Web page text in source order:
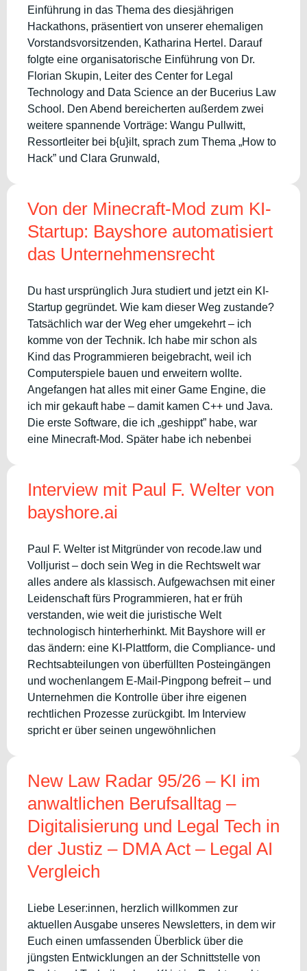
Einführung in das Thema des diesjährigen
Hackathons, präsentiert von unserer ehemaligen
Vorstandsvorsitzenden, Katharina Hertel. Darauf
folgte eine organisatorische Einführung von Dr.
Florian Skupin, Leiter des Center for Legal
Technology and Data Science an der Bucerius Law
School. Den Abend bereicherten außerdem zwei
weitere spannende Vorträge: Wangu Pullwitt,
Ressortleiter bei b{u}ilt, sprach zum Thema „How to
Hack” und Clara Grunwald,
Von der Minecraft-Mod zum KI-
Startup: Bayshore automatisiert
das Unternehmensrecht
Du hast ursprünglich Jura studiert und jetzt ein KI-
Startup gegründet. Wie kam dieser Weg zustande?
Tatsächlich war der Weg eher umgekehrt – ich
komme von der Technik. Ich habe mir schon als
Kind das Programmieren beigebracht, weil ich
Computerspiele bauen und erweitern wollte.
Angefangen hat alles mit einer Game Engine, die
ich mir gekauft habe – damit kamen C++ und Java.
Die erste Software, die ich „geshippt” habe, war
eine Minecraft-Mod. Später habe ich nebenbei
Interview mit Paul F. Welter von
bayshore.ai
Paul F. Welter ist Mitgründer von recode.law und
Volljurist – doch sein Weg in die Rechtswelt war
alles andere als klassisch. Aufgewachsen mit einer
Leidenschaft fürs Programmieren, hat er früh
verstanden, wie weit die juristische Welt
technologisch hinterherhinkt. Mit Bayshore will er
das ändern: eine KI-Plattform, die Compliance- und
Rechtsabteilungen von überfüllten Posteingängen
und wochenlangem E-Mail-Pingpong befreit – und
Unternehmen die Kontrolle über ihre eigenen
rechtlichen Prozesse zurückgibt. Im Interview
spricht er über seinen ungewöhnlichen
New Law Radar 95/26 – KI im
anwaltlichen Berufsalltag –
Digitalisierung und Legal Tech in
der Justiz – DMA Act – Legal AI
Vergleich
Liebe Leser:innen, herzlich willkommen zur
aktuellen Ausgabe unseres Newsletters, in dem wir
Euch einen umfassenden Überblick über die
jüngsten Entwicklungen an der Schnittstelle von